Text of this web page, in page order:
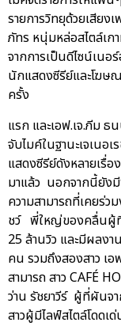
รายการวิทยุด้วยเสีย
ภัทร หนุ่มหล่อสไตล์เ
จากการเป็นดีไซน์เนอ
นักแสดงซีรีย์และโฆษ
ครั้ง
แรก และเอฟ.เจ.ภีม
จับไมค์ในฐานะเจเนอ
แสดงซีรีย์ดังหลายเรื่
มาแล้ว นอกจากนี้ยัง
ความสามารถที่เคยร่
ชว์ พี่ใหญ่ของคลื่นผู้ที่
25 ล้านวิว และมีผลง
คน รวมถึงสองสาว เอ
สามารถ สาว CAFÉ
ว่าน รัชยาวีร์ ผู้ที่ผันจ
สาวผู้มีไลฟ์สไตล์โดดเ